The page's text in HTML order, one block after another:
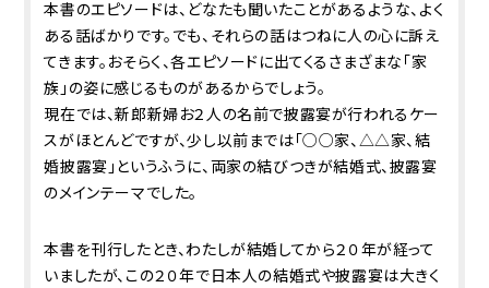
本書のエピソードは、どなたも聞いたことがあるような、よく
ある話ばかりです。でも、それらの話はつねに人の心に訴え
てきます。おそらく、各エピソードに出てくるさまざまな「家
族」の姿に感じるものがあるからでしょう。
現在では、新郎新婦お２人の名前で披露宴が行われるケー
スがほとんどですが、少し以前までは「○○家、△△家、結
婚披露宴」というふうに、両家の結びつきが結婚式、披露宴
のメインテーマでした。
本書を刊行したとき、わたしが結婚してから２０年が経って
いましたが、この２０年で日本人の結婚式や披露宴は大きく